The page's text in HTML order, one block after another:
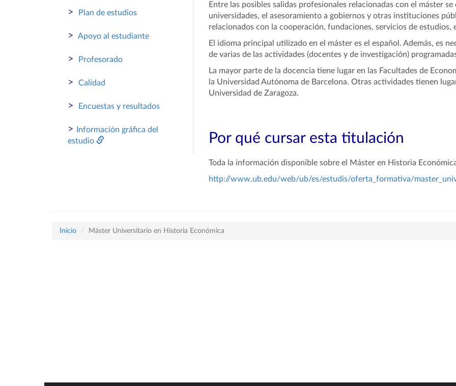
> Plan de estudios
> Apoyo al estudiante
> Profesorado
> Calidad
> Encuestas y resultados
>
Información gráfica del
estudio
Entre las posibles salidas profesionales relacionadas con el máster
universidades, el asesoramiento a gobiernos y otras instituciones
relacionados con la cooperación, fundaciones, servicios de estudios,
El idioma principal utilizado en el máster es el español. Además, es
de varias de las actividades (docentes y de investigación)
La mayor parte de la docencia tiene lugar en las Facultades de
la Universidad Autónoma de Barcelona. Otras actividades tienen
Universidad de Zaragoza.
Por qué cursar esta titulación
Toda la información disponible sobre el Máster en Historia
http://www.ub.edu/web/ub/es/estudis/oferta_formativa/
Inicio Máster Universitario en Historia Económica